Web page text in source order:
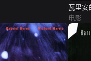
瓦里安
电影